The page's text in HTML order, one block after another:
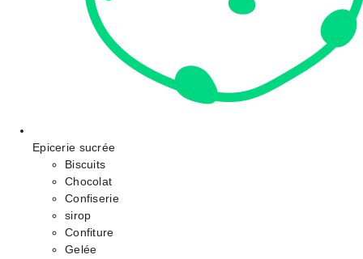
Epicerie sucrée
Biscuits
Chocolat
Confiserie
sirop
Confiture
Gelée